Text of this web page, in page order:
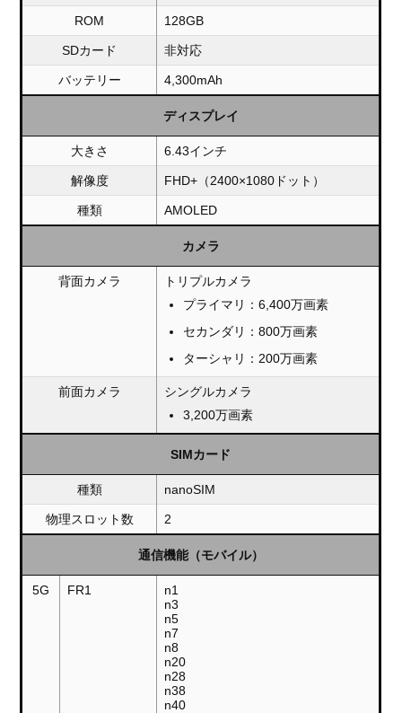
ROM 128GB
SDカード 非対応
バッテリー 4,300mAh
ディスプレイ
大きさ 6.43インチ
解像度 FHD+（2400×1080ドット）
種類 AMOLED
カメラ
背面カメラ
トリプルカメラ
プライマリ：6,400万画素
セカンダリ：800万画素
ターシャリ：200万画素
前面カメラ
シングルカメラ
3,200万画素
SIMカード
種類 nanoSIM
物理スロット数 2
通信機能（モバイル）
5G FR1
n1
n3
n5
n7
n8
n20
n28
n38
n40